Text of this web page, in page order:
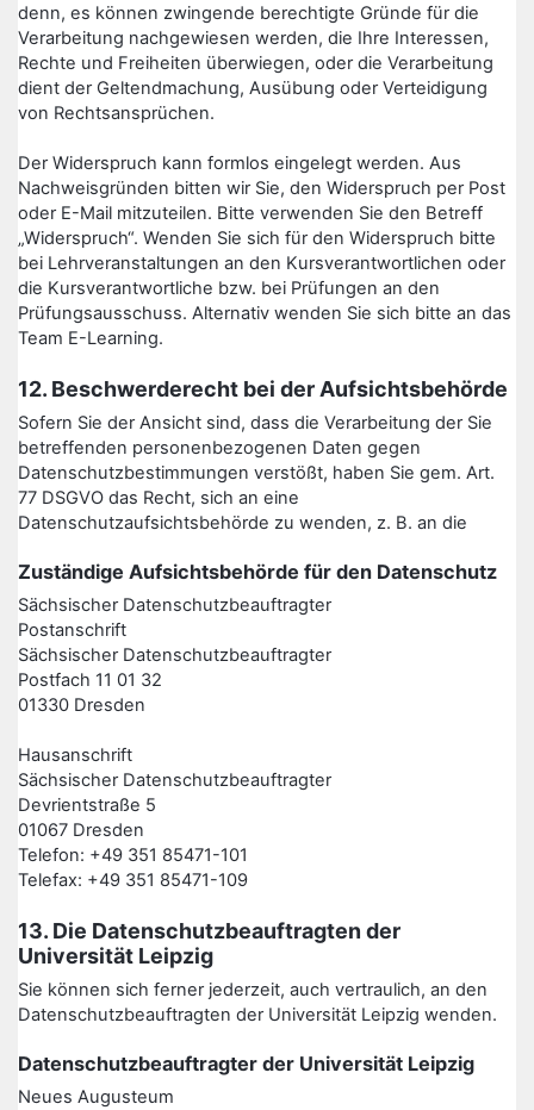
denn, es können zwingende berechtigte Gründe für die
Verarbeitung nachgewiesen werden, die Ihre Interessen,
Rechte und Freiheiten überwiegen, oder die Verarbeitung
dient der Geltendmachung, Ausübung oder Verteidigung
von Rechtsansprüchen.
Der Widerspruch kann formlos eingelegt werden. Aus
Nachweisgründen bitten wir Sie, den Widerspruch per Post
oder E-Mail mitzuteilen. Bitte verwenden Sie den Betreff
„Widerspruch“. Wenden Sie sich für den Widerspruch bitte
bei Lehrveranstaltungen an den Kursverantwortlichen oder
die Kursverantwortliche bzw. bei Prüfungen an den
Prüfungsausschuss. Alternativ wenden Sie sich bitte an das
Team E-Learning.
12. Beschwerderecht bei der Aufsichtsbehörde
Sofern Sie der Ansicht sind, dass die Verarbeitung der Sie
betreffenden personenbezogenen Daten gegen
Datenschutzbestimmungen verstößt, haben Sie gem. Art.
77 DSGVO das Recht, sich an eine
Datenschutzaufsichtsbehörde zu wenden, z. B. an die
Zuständige Aufsichtsbehörde für den Datenschutz
Sächsischer Datenschutzbeauftragter
Postanschrift
Sächsischer Datenschutzbeauftragter
Postfach 11 01 32
01330 Dresden
Hausanschrift
Sächsischer Datenschutzbeauftragter
Devrientstraße 5
01067 Dresden
Telefon: +49 351 85471-101
Telefax: +49 351 85471-109
13. Die Datenschutzbeauftragten der
Universität Leipzig
Sie können sich ferner jederzeit, auch vertraulich, an den
Datenschutzbeauftragten der Universität Leipzig wenden.
Datenschutzbeauftragter der Universität Leipzig
Neues Augusteum